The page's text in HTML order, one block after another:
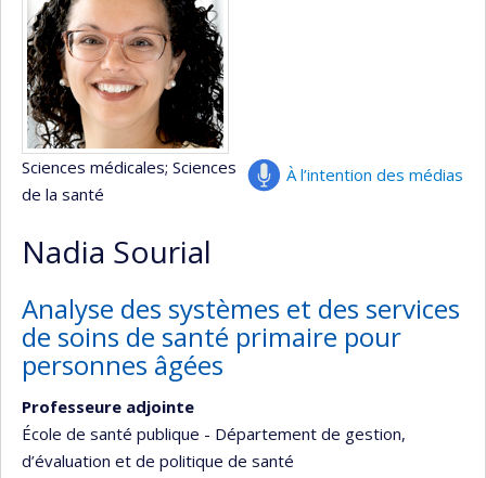
À l’intention des médias
Sciences médicales; Sciences
de la santé
Nadia Sourial
Analyse des systèmes et des services
de soins de santé primaire pour
personnes âgées
Professeure adjointe
École de santé publique - Département de gestion,
d’évaluation et de politique de santé